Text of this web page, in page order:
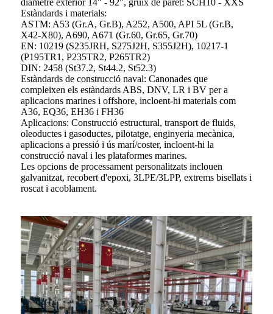
diàmetre exterior 14" - 92", gruix de paret: SCH10 - XXS
Estàndards i materials:
ASTM: A53 (Gr.A, Gr.B), A252, A500, API 5L (Gr.B,
X42-X80), A690, A671 (Gr.60, Gr.65, Gr.70)
EN: 10219 (S235JRH, S275J2H, S355J2H), 10217-1
(P195TR1, P235TR2, P265TR2)
DIN: 2458 (St37.2, St44.2, St52.3)
Estàndards de construcció naval: Canonades que
compleixen els estàndards ABS, DNV, LR i BV per a
aplicacions marines i offshore, incloent-hi materials com
A36, EQ36, EH36 i FH36
Aplicacions: Construcció estructural, transport de fluids,
oleoductes i gasoductes, pilotatge, enginyeria mecànica,
aplicacions a pressió i ús marí/coster, incloent-hi la
construcció naval i les plataformes marines.
Les opcions de processament personalitzats inclouen
galvanitzat, recobert d'epoxi, 3LPE/3LPP, extrems bisellats i
roscat i acoblament.